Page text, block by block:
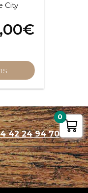
City
€Plage
49,00€
à
59,00€
42 24 94 70
0